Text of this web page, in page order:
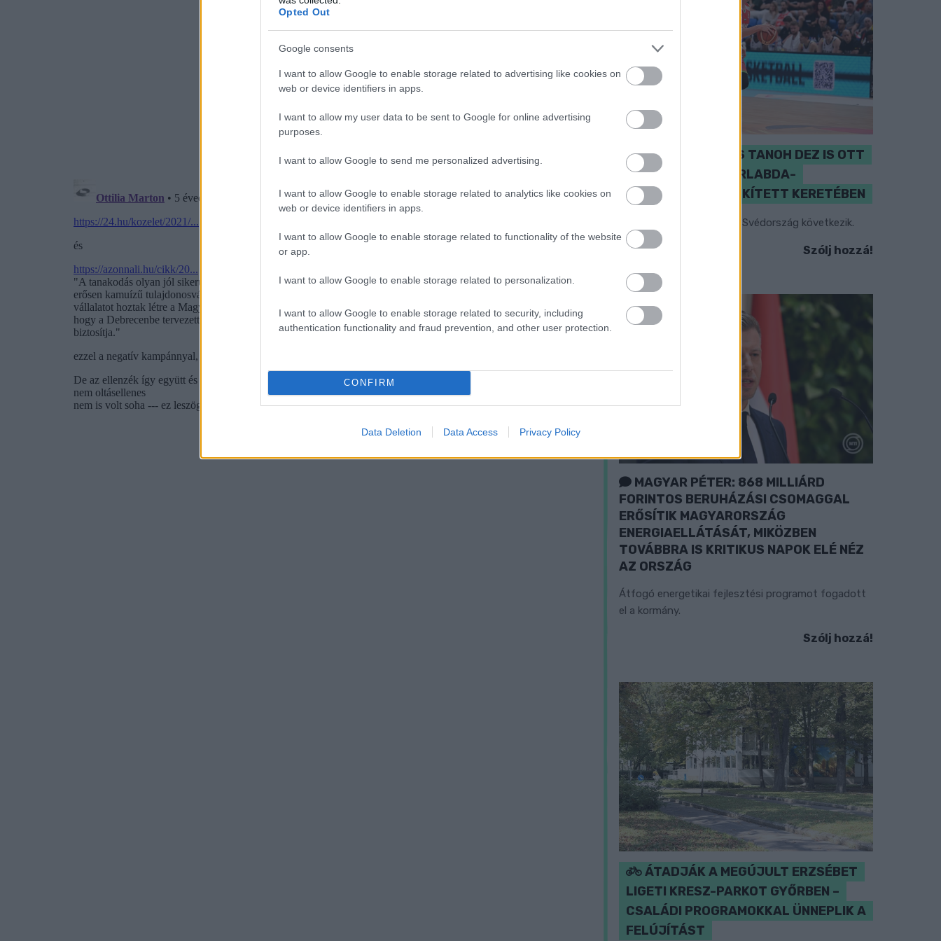
Opted Out
Google consents
I want to allow Google to enable storage related to advertising like cookies on
web or device identifiers in apps.
I want to allow my user data to be sent to Google for online advertising
purposes.
I want to allow Google to send me personalized advertising.
I want to allow Google to enable storage related to analytics like cookies on
web or device identifiers in apps.
I want to allow Google to enable storage related to functionality of the website
or app.
I want to allow Google to enable storage related to personalization.
I want to allow Google to enable storage related to security, including
authentication functionality and fraud prevention, and other user protection.
CONFIRM
Data Deletion Data Access Privacy Policy
PERL, VÁRADI ÉS TANOH DEZ IS OTT
VAN A FÉRFI KOSÁRLABDA-
VÁLOGATOTT SZŰKÍTETT KERETÉBEN
Észtország, Szlovénia és Svédország következik.
Szólj hozzá!
MAGYAR PÉTER: 868 MILLIÁRD
FORINTOS BERUHÁZÁSI CSOMAGGAL
ERŐSÍTIK MAGYARORSZÁG
ENERGIAELLÁTÁSÁT, MIKÖZBEN
TOVÁBBRA IS KRITIKUS NAPOK ELÉ NÉZ
AZ ORSZÁG
Átfogó energetikai fejlesztési programot fogadott
el a kormány.
Szólj hozzá!
ÁTADJÁK A MEGÚJULT ERZSÉBET
LIGETI KRESZ-PARKOT GYŐRBEN –
CSALÁDI PROGRAMOKKAL ÜNNEPLIK A
FELÚJÍTÁST